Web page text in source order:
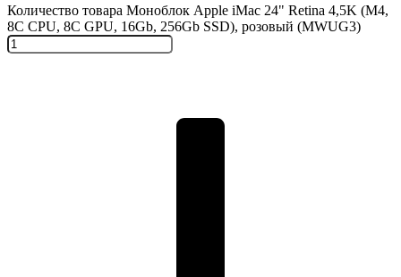
Количество товара Моноблок Apple iMac 24" Retina 4,5K (M4,
8C CPU, 8C GPU, 16Gb, 256Gb SSD), розовый (MWUG3)